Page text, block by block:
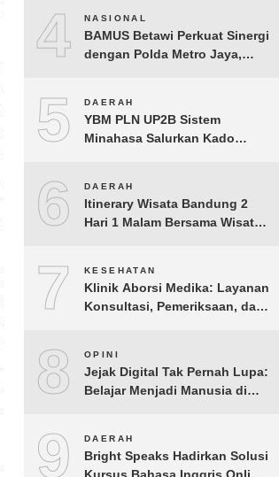
4 NASIONAL
BAMUS Betawi Perkuat Sinergi
dengan Polda Metro Jaya,
Kondusif Jelang HUT ke-81
Republik Indonesia
5 DAERAH
YBM PLN UP2B Sistem
Minahasa Salurkan Kado
Tomohon
6 DAERAH
Itinerary Wisata Bandung 2
Hari 1 Malam Bersama Wisata
7 KESEHATAN
Klinik Aborsi Medika: Layanan
Konsultasi, Pemeriksaan, dan
8 OPINI
Jejak Digital Tak Pernah Lupa:
Belajar Menjadi Manusia di
9 DAERAH
Bright Speaks Hadirkan Solusi